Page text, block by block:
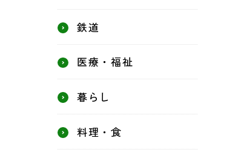
鉄道
医療・福祉
暮らし
料理・食